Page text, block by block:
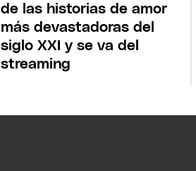
de las historias de amor
más devastadoras del
siglo XXI y se va del
streaming